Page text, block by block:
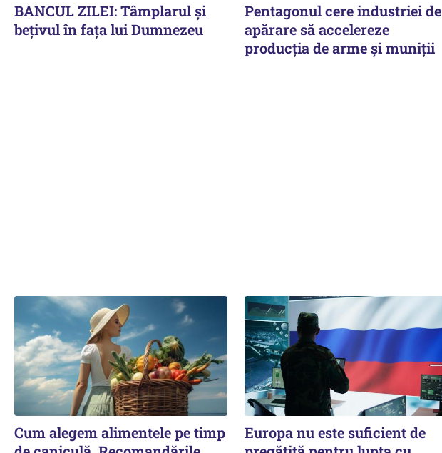
BANCUL ZILEI: Tâmplarul și
bețivul în fața lui Dumnezeu
Pentagonul cere industriei de
apărare să accelereze
producția de arme și muniții
Cum alegem alimentele pe timp
Europa nu este suficient de